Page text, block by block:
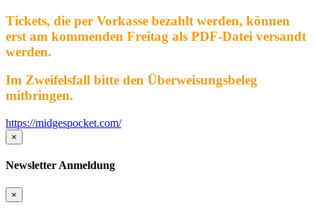
Tickets, die per Vorkasse bezahlt werden, können
erst am kommenden Freitag als PDF-Datei versandt
werden.
Im Zweifelsfall bitte den Überweisungsbeleg
mitbringen.
https://midgespocket.com/
×
Newsletter Anmeldung
×